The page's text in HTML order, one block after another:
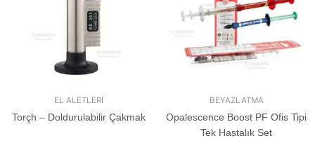
EL ALETLERİ
Torçh – Doldurulabilir Çakmak
BEYAZLATMA
Opalescence Boost PF Ofis Tipi
Tek Hastalık Set